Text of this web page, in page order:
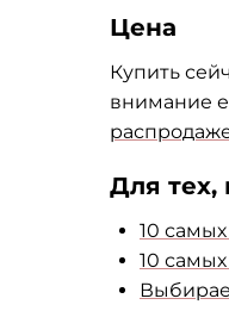
Цена
Купить
внимание
Для тех,
10
10